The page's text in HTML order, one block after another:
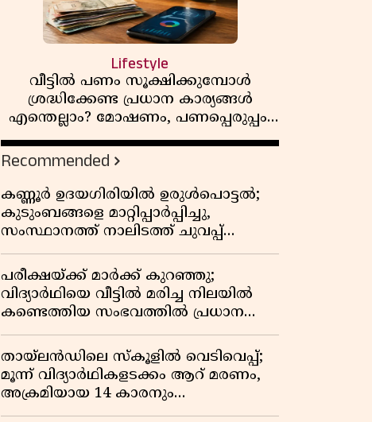
Lifestyle
വീട്ടിൽ പണം സൂക്ഷിക്കുമ്പോൾ
ശ്രദ്ധിക്കേണ്ട പ്രധാന കാര്യങ്ങൾ
എന്തെല്ലാം? മോഷണം, പണപ്പെരുപ്പം,
സാമ്പത്തിക സുരക്ഷ
എന്നിവയെക്കുറിച്ച് അറിയാം
Recommended
കണ്ണൂർ ഉദയഗിരിയിൽ ഉരുൾപൊട്ടൽ;
കുടുംബങ്ങളെ മാറ്റിപ്പാർപ്പിച്ചു,
സംസ്ഥാനത്ത് നാലിടത്ത് ചുവപ്പ്
ജാഗ്രത
പരീക്ഷയ്ക്ക് മാർക്ക് കുറഞ്ഞു;
വിദ്യാർഥിയെ വീട്ടിൽ മരിച്ച നിലയിൽ
കണ്ടെത്തിയ സംഭവത്തിൽ പ്രധാന
അധ്യാപികക്കെതിരെ പരാതി
തായ്‌ലൻഡിലെ സ്‌കൂളിൽ വെടിവെപ്പ്;
മൂന്ന് വിദ്യാർഥികളടക്കം ആറ് മരണം,
അക്രമിയായ 14 കാരനും
മരിച്ചനിലയിൽ